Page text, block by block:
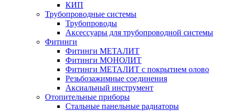
КИП
Трубопроводные системы
Трубопроводы
Аксессуары для трубопроводной системы
Фитинги
Фитинги МЕТАЛИТ
Фитинги МОНОЛИТ
Фитинги МЕТАЛИТ с покрытием олово
Резьбозажимные соединения
Аксиальный инструмент
Отопительные приборы
Стальные панельные радиаторы